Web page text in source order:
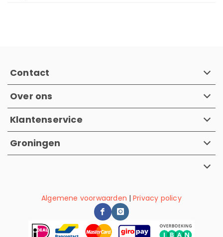
Contact
Over ons
Klantenservice
Groningen
Algemene voorwaarden |Privacy policy